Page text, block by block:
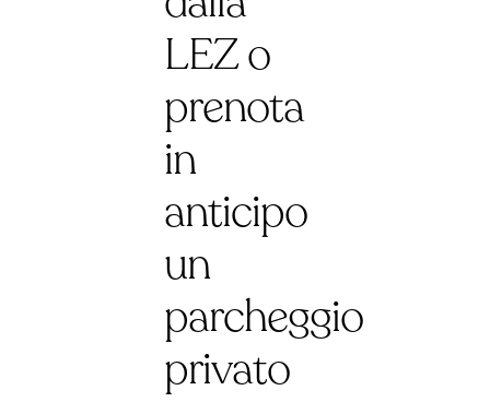
LEZ o
prenota
in
anticipo
un
parcheggio
privato